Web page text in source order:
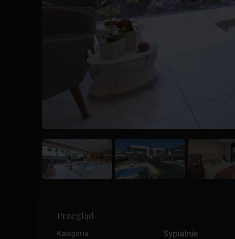
Przegląd
Kategoria
Sypialnie